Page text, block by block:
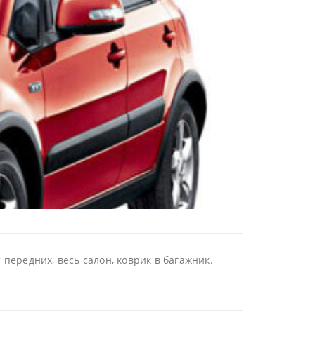
весь салон, коврик в багажник.